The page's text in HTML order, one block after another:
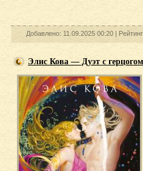
Добавлено: 11.09.2025 00:20 |
Элис Кова — Дуэт с